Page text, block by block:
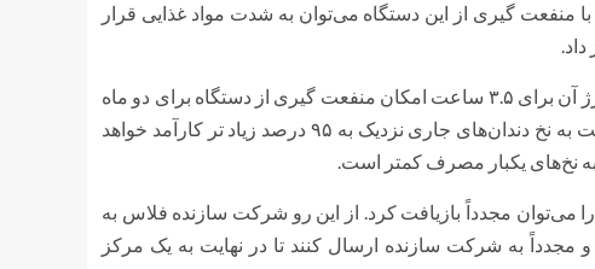
گیری از این دستگاه می‌توان به شدت مواد غذایی قرار
در این دستگاه یک باتری لیتیوم یونی قرار دارد که در صورت شارژ آن برای ۳.۵ ساعت امکان منفعت گیری از دستگاه برای دو ماه
فراهم خواهد شد. مطابق اظهار طراحان فلاس سرهای آن نسبت به نخ دندان‌های جاری نزدیک به ۹۵ درصد زیاد تر کارآمد خواهد
به نخ‌های یکبار مصرف کمتر است.
می‌توان مجدداً بازیافت کرد. از این رو شرکت سازنده فلاس به
به شرکت سازنده ارسال کنند تا در نهایت به یک مرکز